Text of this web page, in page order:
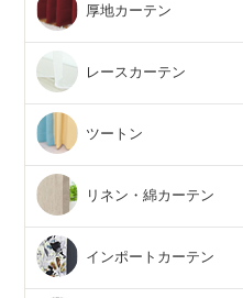
厚地カーテン
レースカーテン
ツートン
リネン・綿カーテン
インポートカーテン